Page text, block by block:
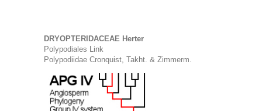
DRYOPTERIDACEAE Herter
Polypodiales Link
Polypodiidae Cronquist, Takht. & Zimmerm.